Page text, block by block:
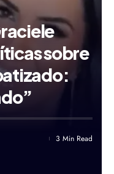
sobre
3 Min Read